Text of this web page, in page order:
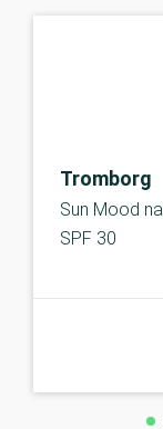
Tromborg
Sun Mood
SPF 30
B-kolbe